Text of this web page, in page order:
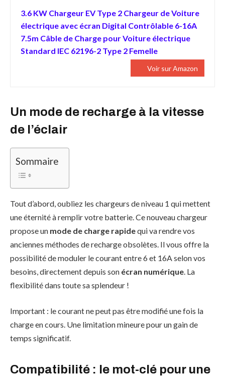
3.6 KW Chargeur EV Type 2 Chargeur de Voiture
électrique avec écran Digital Contrôlable 6-16A
7.5m Câble de Charge pour Voiture électrique
Standard IEC 62196-2 Type 2 Femelle
Voir sur Amazon
Un mode de recharge à la vitesse
de l’éclair
Sommaire
Tout d’abord, oubliez les chargeurs de niveau 1 qui mettent
une éternité à remplir votre batterie. Ce nouveau chargeur
propose un mode de charge rapidequi va rendre vos
anciennes méthodes de recharge obsolètes. Il vous offre la
possibilité de moduler le courant entre 6 et 16A selon vos
besoins, directement depuis son écran numérique . La
flexibilité dans toute sa splendeur !
Important : le courant ne peut pas être modifié une fois la
charge en cours. Une limitation mineure pour un gain de
temps significatif.
Compatibilité : le mot-clé pour une